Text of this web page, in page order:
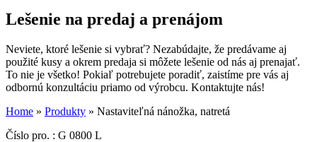
Lešenie na predaj a prenájom
Neviete, ktoré lešenie si vybrať? Nezabúdajte, že predávame aj
použité kusy a okrem predaja si môžete lešenie od nás aj prenajať.
To nie je všetko! Pokiaľ potrebujete poradiť, zaistíme pre vás aj
odbornú konzultáciu priamo od výrobcu. Kontaktujte nás!
Home » Produkty » Nastaviteľná nánožka, natretá
Číslo pro. : G 0800 L